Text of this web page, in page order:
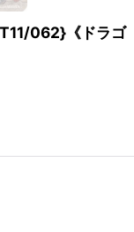
062}《ドラゴ